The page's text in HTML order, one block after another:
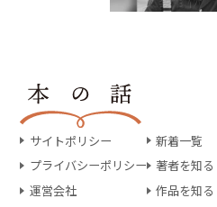
サイトポリシー
プライバシーポリシー
運営会社
新着一覧
著者を知る
作品を知る